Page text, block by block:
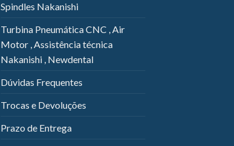
Spindles Nakanishi
Turbina Pneumática CNC , Air
Motor , Assistência técnica
Nakanishi , Newdental
Dúvidas Frequentes
Trocas e Devoluções
Prazo de Entrega